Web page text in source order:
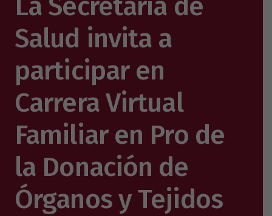
Salud invita a
participar en
Carrera Virtual
Familiar en Pro de
la Donación de
Órganos y Tejidos